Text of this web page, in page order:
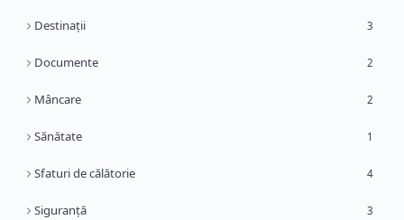
Destinații 3
Documente 2
Mâncare 2
Sănătate 1
Sfaturi de călătorie 4
Siguranță 3